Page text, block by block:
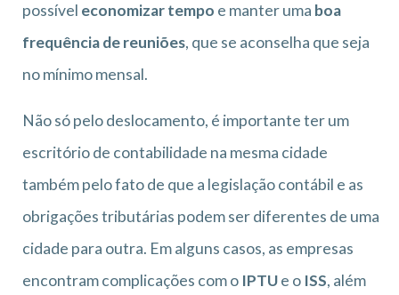
possível economizar tempo e manter uma boa
frequência de reuniões, que se aconselha que seja
no mínimo mensal.
Não só pelo deslocamento, é importante ter um
escritório de contabilidade na mesma cidade
também pelo fato de que a legislação contábil e as
obrigações tributárias podem ser diferentes de uma
cidade para outra. Em alguns casos, as empresas
encontram complicações com o IPTUe o ISS, além